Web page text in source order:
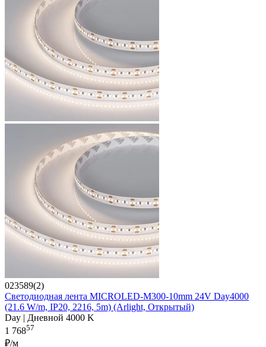
023589(2)
Светодиодная лента MICROLED-M300-10mm 24V Day4000
(21.6 W/m, IP20, 2216, 5m) (Arlight, Открытый)
Day | Дневной 4000 K
1 76857
₽/м